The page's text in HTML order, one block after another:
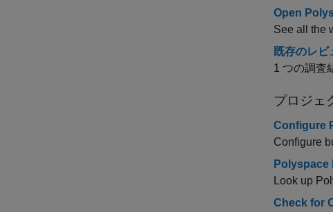
Open
See all the
既存のレ
1 つの調査
プロジェ
Configure
Configure
Polyspace
Look up
Check for